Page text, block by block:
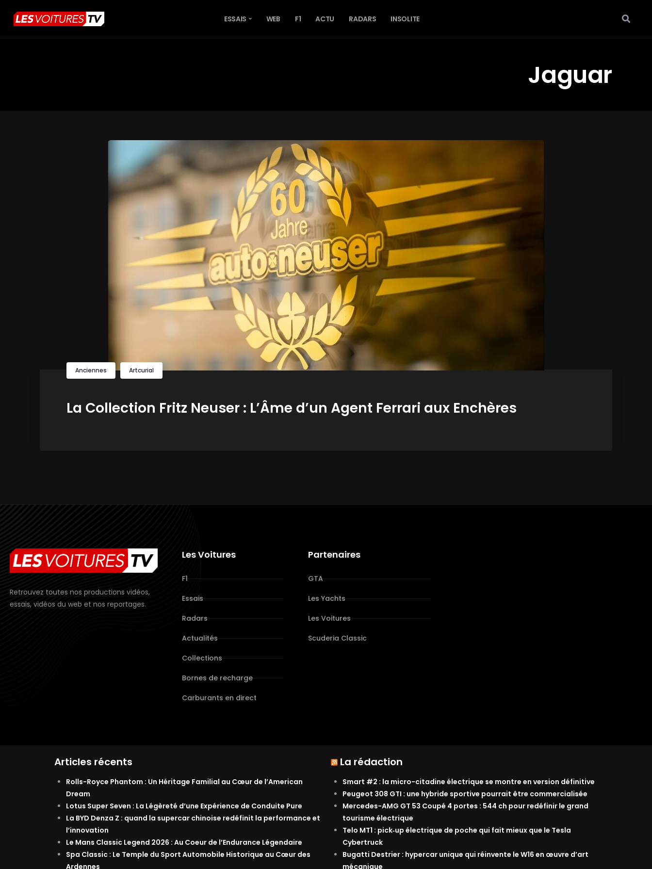
ESSAIS WEB F1 ACTU RADARS INSOLITE
Jaguar
Anciennes Artcurial
La Collection Fritz Neuser : L’Âme d’un Agent Ferrari aux Enchères
Retrouvez toutes nos productions vidéos,
essais, vidéos du web et nos reportages.
Les Voitures
F1
Essais
Radars
Actualités
Collections
Bornes de recharge
Carburants en direct
Partenaires
GTA
Les Yachts
Les Voitures
Scuderia Classic
Articles récents
Rolls-Royce Phantom : Un Héritage Familial au Cœur de l’American
Dream
Lotus Super Seven : La Légèreté d’une Expérience de Conduite Pure
La BYD Denza Z : quand la supercar chinoise redéfinit la performance et
l’innovation
Le Mans Classic Legend 2026 : Au Coeur de l’Endurance Légendaire
Spa Classic : Le Temple du Sport Automobile Historique au Cœur des
Ardennes
La rédaction
Smart #2 : la micro-citadine électrique se montre en version définitive
Peugeot 308 GTI : une hybride sportive pourrait être commercialisée
Mercedes-AMG GT 53 Coupé 4 portes : 544 ch pour redéfinir le grand
tourisme électrique
Telo MT1 : pick‑up électrique de poche qui fait mieux que le Tesla
Cybertruck
Bugatti Destrier : hypercar unique qui réinvente le W16 en œuvre d’art
mécanique